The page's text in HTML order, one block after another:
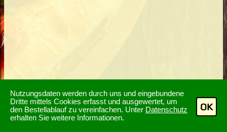
Nutzungsdaten werden durch uns und eingebundene
Dritte mittels Cookies erfasst und ausgewertet, um
den Bestellablauf zu vereinfachen. Unter Datenschutz
erhalten Sie weitere Informationen.
OK